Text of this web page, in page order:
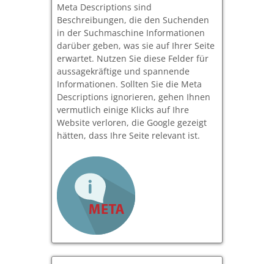
Meta Descriptions sind
Beschreibungen, die den Suchenden
in der Suchmaschine Informationen
darüber geben, was sie auf Ihrer Seite
erwartet. Nutzen Sie diese Felder für
aussagekräftige und spannende
Informationen. Sollten Sie die Meta
Descriptions ignorieren, gehen Ihnen
vermutlich einige Klicks auf Ihre
Website verloren, die Google gezeigt
hätten, dass Ihre Seite relevant ist.